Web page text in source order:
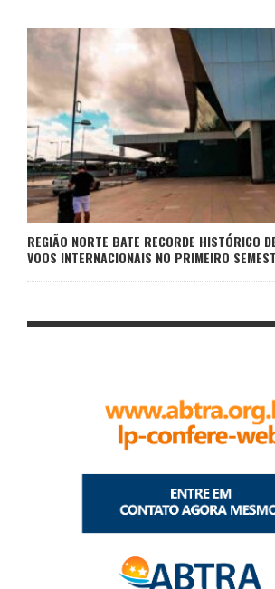
REGIÃO NORTE BATE RECORDE HISTÓRICO
VOOS INTERNACIONAIS NO PRIMEIRO